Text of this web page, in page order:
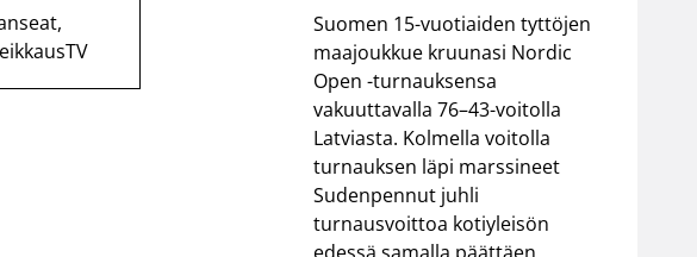
Suomen 15-vuotiaiden tyttöjen
maajoukkue kruunasi Nordic
Open -turnauksensa
vakuuttavalla 76–43-voitolla
Latviasta. Kolmella voitolla
turnauksen läpi marssineet
Sudenpennut juhli
turnausvoittoa kotiyleisön